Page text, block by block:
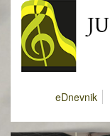
eDnevnik